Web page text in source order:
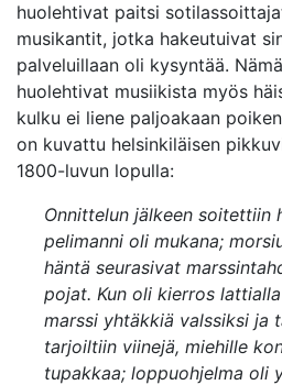
huolehtivat paitsi
musikantit, jotka hakeutuivat
palveluillaan oli kysyntää.
huolehtivat musiikista myös
kulku ei liene paljoakaan
on kuvattu helsinkiläisen
1800-luvun lopulla:
Onnittelun jälkeen soitettiin
pelimanni oli mukana;
häntä seurasivat
pojat. Kun oli kierros
marssi yhtäkkiä valssiksi ja
tarjoiltiin viinejä, miehille
tupakkaa; loppuohjelma oli